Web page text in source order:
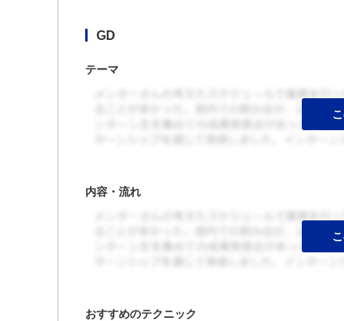
GD
テーマ
内容・流れ
おすすめのテクニック